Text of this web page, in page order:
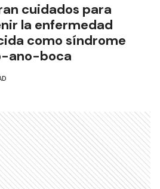
cuidados para
la enfermedad
como síndrome
ano-boca